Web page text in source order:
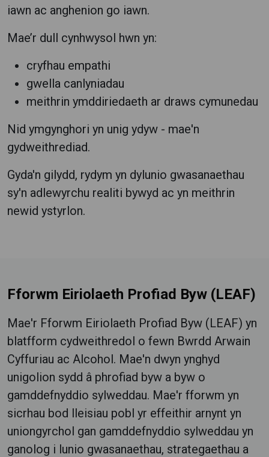
iawn ac anghenion go iawn.
Mae’r dull cynhwysol hwn yn:
cryfhau empathi
gwella canlyniadau
meithrin ymddiriedaeth ar draws cymunedau
Nid ymgynghori yn unig ydyw - mae'n
gydweithrediad.
Gyda'n gilydd, rydym yn dylunio gwasanaethau
sy'n adlewyrchu realiti bywyd ac yn meithrin
newid ystyrlon.
Fforwm Eiriolaeth Profiad Byw (LEAF)
Mae'r Fforwm Eiriolaeth Profiad Byw (LEAF) yn
blatfform cydweithredol o fewn Bwrdd Arwain
Cyffuriau ac Alcohol. Mae'n dwyn ynghyd
unigolion sydd â phrofiad byw a byw o
gamddefnyddio sylweddau. Mae'r fforwm yn
sicrhau bod lleisiau pobl yr effeithir arnynt yn
uniongyrchol gan gamddefnyddio sylweddau yn
ganolog i lunio gwasanaethau, strategaethau a